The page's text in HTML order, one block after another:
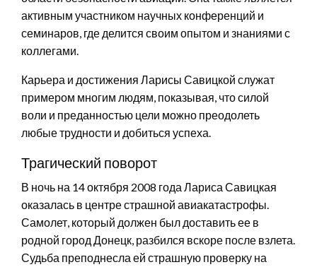
активным участником научных конференций и
семинаров, где делится своим опытом и знаниями с
коллегами.
Карьера и достижения Ларисы Савицкой служат
примером многим людям, показывая, что силой
воли и преданностью цели можно преодолеть
любые трудности и добиться успеха.
Трагический поворот
В ночь на 14 октября 2008 года Лариса Савицкая
оказалась в центре страшной авиакатастрофы.
Самолет, который должен был доставить ее в
родной город Донецк, разбился вскоре после взлета.
Судьба преподнесла ей страшную проверку на